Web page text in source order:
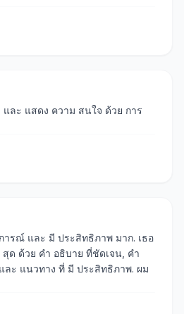
และ แสดง ความ สนใจ ด้วย การ
ารณ์ และ มี ประสิทธิภาพ มาก. เธอ
ด ด้วย คํา อธิบาย ที่ชัดเจน, คํา
ะ แนวทาง ที่ มี ประสิทธิภาพ. ผม